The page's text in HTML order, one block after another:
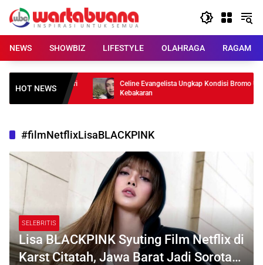
content
NEWS
SHOWBIZ LIFESTYLE OLAHRAGA RAGAM
HOT NEWS
di MU? Carrick Beri
Celine Evangelista Ungkap Kondisi Bromo Usai
Kebakaran
#filmNetflixLisaBLACKPINK
SELEBRITIS
Lisa BLACKPINK Syuting Film Netflix di
Karst Citatah, Jawa Barat Jadi Sorotan